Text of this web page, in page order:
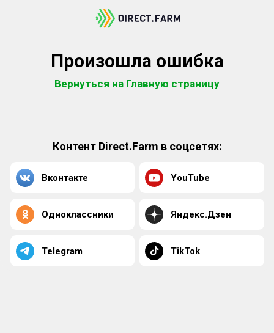
Произошла ошибка
Вернуться на Главную страницу
Контент Direct.Farm в соцсетях:
Вконтакте YouTube
Одноклассники Яндекс.Дзен
Telegram TikTok